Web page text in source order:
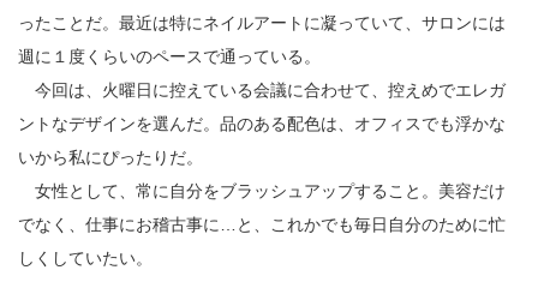
ったことだ。最近は特にネイルアートに凝っていて、サロンには
週に１度くらいのペースで通っている。
今回は、火曜日に控えている会議に合わせて、控えめでエレガ
ントなデザインを選んだ。品のある配色は、オフィスでも浮かな
いから私にぴったりだ。
女性として、常に自分をブラッシュアップすること。美容だけ
でなく、仕事にお稽古事に…と、これかでも毎日自分のために忙
しくしていたい。